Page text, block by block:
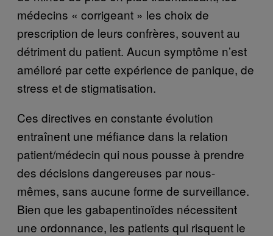
médecins « corrigeant » les choix de
prescription de leurs confrères, souvent au
détriment du patient. Aucun symptôme n’est
amélioré par cette expérience de panique, de
stress et de stigmatisation.
Ces directives en constante évolution
entraînent une méfiance dans la relation
patient/médecin qui nous pousse à prendre
des décisions dangereuses par nous-
mêmes, sans aucune forme de surveillance.
Bien que les gabapentinoïdes nécessitent
une ordonnance, les patients qui risquent le